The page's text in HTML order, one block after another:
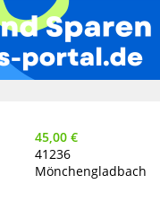
45,00 €
41236
Mönchengladbach